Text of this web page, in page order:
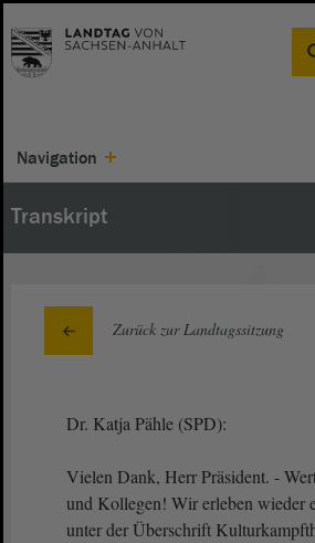
Navigation
Transkript
Zurück zur Landtagssitzung
Dr. Katja Pähle (SPD):
Vielen Dank, Herr Präsident. -
und Kollegen! Wir erleben wieder
unter der Überschrift